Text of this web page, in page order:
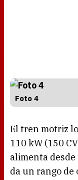
Foto 4
El tren motriz
110 kW (150
alimenta
da un rango de